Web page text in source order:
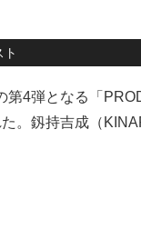
ト
第4弾となる「
。釼持吉成（